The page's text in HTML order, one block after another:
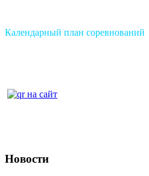
Календарный план соревнований
Новости